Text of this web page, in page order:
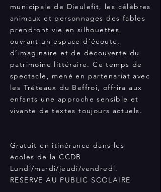
municipale de Dieulefit, les célèbres
animaux et personnages des fables
prendront vie en silhouettes,
ouvrant un espace d’écoute,
d’imaginaire et de découverte du
patrimoine littéraire. Ce temps de
spectacle, mené en partenariat avec
les Tréteaux du Beffroi, offrira aux
enfants une approche sensible et
vivante de textes toujours actuels.
Gratuit en itinérance dans les
écoles de la CCDB
Lundi/mardi/jeudi/vendredi.
RESERVE AU PUBLIC SCOLAIRE